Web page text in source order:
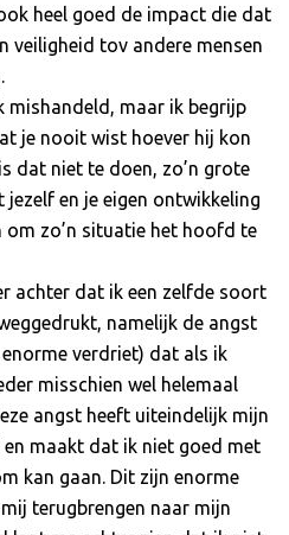
heel goed de impact die dat
veiligheid tov andere mensen
mishandeld, maar ik begrijp
je nooit wist hoever hij kon
dat niet te doen, zo’n grote
jezelf en je eigen ontwikkeling
om zo’n situatie het hoofd te
achter dat ik een zelfde soort
namelijk de angst
verdriet) dat als ik
misschien wel helemaal
angst heeft uiteindelijk mijn
en maakt dat ik niet goed met
kan gaan. Dit zijn enorme
terugbrengen naar mijn